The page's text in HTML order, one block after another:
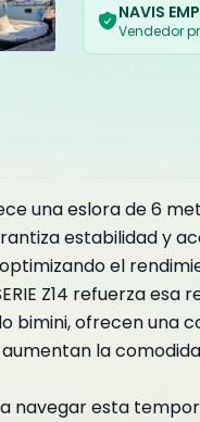
NAVIS
Vendedor
una eslora de 6
estabilidad y
el
Z14 refuerza
bimini, ofrecen
la
navegar esta